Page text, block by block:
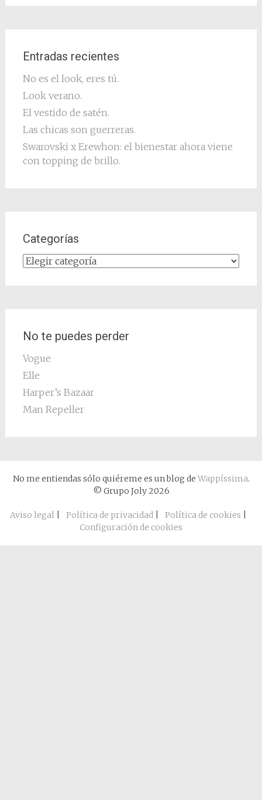
Entradas recientes
No es el look, eres tú.
Look verano.
El vestido de satén.
Las chicas son guerreras.
Swarovski x Erewhon: el bienestar ahora viene
con topping de brillo.
Categorías
Categorías
No te puedes perder
Vogue
Elle
Harper’s Bazaar
Man Repeller
No me entiendas sólo quiéreme es un blog de Wappíssima.
© Grupo Joly 2026
Aviso legal| Política de privacidad| Política de cookies
Configuración de cookies